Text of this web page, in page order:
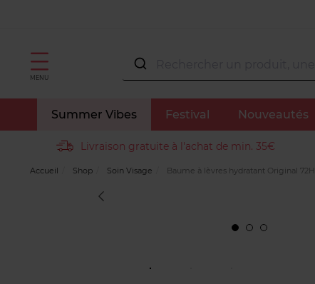
MENU
Summer Vibes Festival Nouveautés
Livraison gratuite à l'achat de min. 35€
Accueil Shop Soin Visage Baume à lèvres hydratant Original 72H